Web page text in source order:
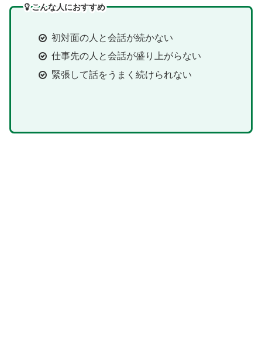
こんな人におすすめ
初対面の人と会話が続かない
仕事先の人と会話が盛り上がらない
緊張して話をうまく続けられない